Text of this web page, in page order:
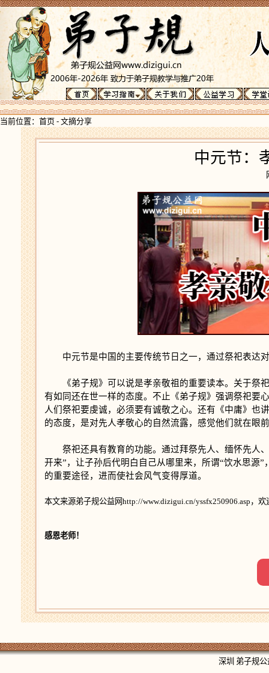
当前位置： 首页 - 文摘分享
中元节：
中元节是中国的主要传统节日之一，通过祭祀表达对
《弟子规》可以说是孝亲敬祖的重要读本。关于祭祀
有如同还在世一样的态度。不止《弟子规》强调祭祀要
人们祭祀要虔诚，必须要有诚敬之心。还有《中庸》也
的态度，是对先人孝敬心的自然流露，感觉他们就在眼
祭祀还具有教育的功能。通过拜祭先人、缅怀先人、
开来”，让子孙后代明白自己从哪里来，所谓“饮水思源
的重要途径，进而使社会风气变得厚道。
本文来源弟子规公益网http://www.dizigui.cn/yssfx250906.asp，
感恩老师！
深圳 弟子规